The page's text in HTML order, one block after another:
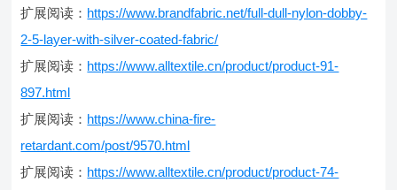
扩展阅读： https://www.brandfabric.net/full-dull-nylon-dobby-
2-5-layer-with-silver-coated-fabric/
扩展阅读： https://www.alltextile.cn/product/product-91-
897.html
扩展阅读： https://www.china-fire-
retardant.com/post/9570.html
扩展阅读： https://www.alltextile.cn/product/product-74-